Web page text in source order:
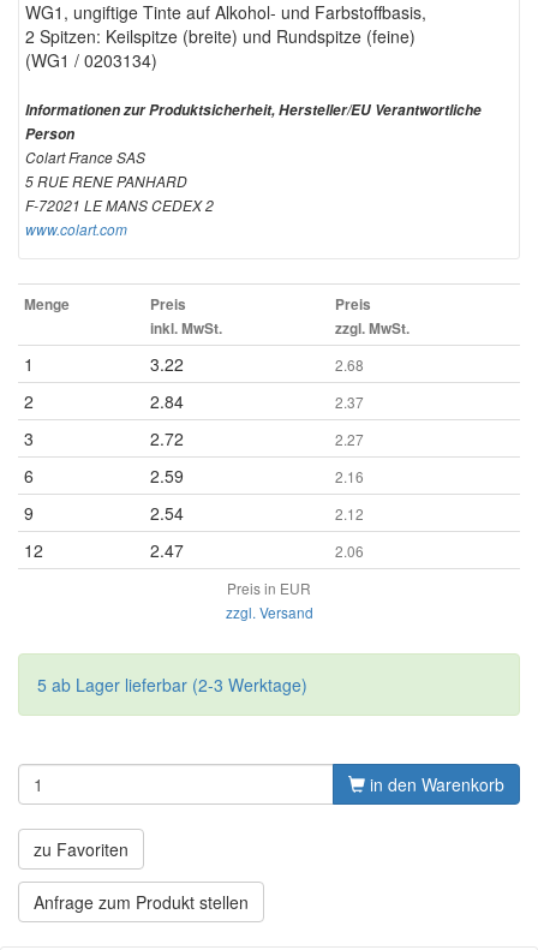
WG1, ungiftige Tinte auf Alkohol- und Farbstoffbasis,
2 Spitzen: Keilspitze (breite) und Rundspitze (feine)
(WG1 / 0203134)
Informationen zur Produktsicherheit, Hersteller/EU Verantwortliche
Person
Colart France SAS
5 RUE RENE PANHARD
F-72021 LE MANS CEDEX 2
www.colart.com
Menge
Preis
inkl. MwSt.
Preis
zzgl. MwSt.
1 3.22 2.68
2 2.84 2.37
3 2.72 2.27
6 2.59 2.16
9 2.54 2.12
12 2.47
2.06
Preis in EUR
zzgl. Versand
5 ab Lager lieferbar (2-3 Werktage)
in den Warenkorb
zu Favoriten
Anfrage zum Produkt stellen